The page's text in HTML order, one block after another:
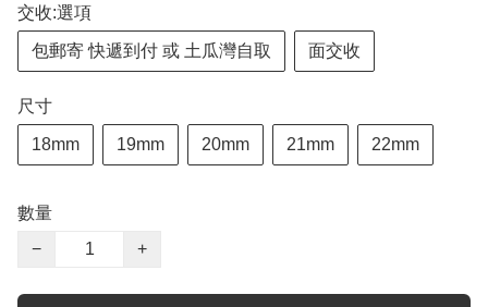
交收:選項
包郵寄 快遞到付 或 土瓜灣自取 面交收
尺寸
18mm 19mm 20mm 21mm 22mm
數量
−
+